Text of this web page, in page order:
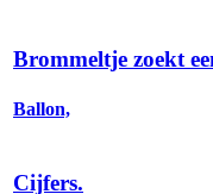
Brommeltje zoekt
Ballon,
Cijfers.